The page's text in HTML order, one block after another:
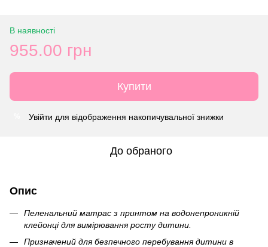
В наявності
955.00 грн
Купити
Увійти для відображення накопичувальної знижки
До обраного
Опис
Пеленальний матрас з принтом на водонепроникній
клейонці для вимірювання росту дитини.
Призначений для безпечного перебування дитини в